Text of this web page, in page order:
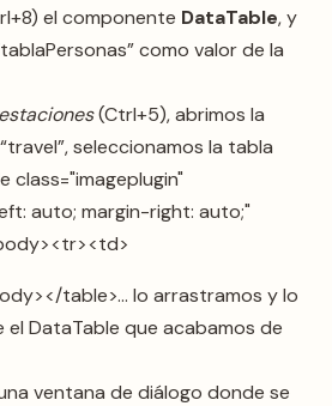
el componente DataTable, y
como valor de la
(Ctrl+5), abrimos la
seleccionamos la tabla
class="imageplugin"
auto; margin-right: auto;"
table>… lo arrastramos y lo
DataTable que acabamos de
ventana de diálogo donde se